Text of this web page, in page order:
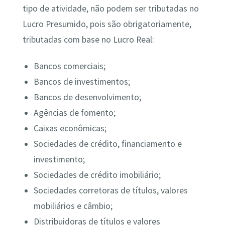
tipo de atividade, não podem ser tributadas no
Lucro Presumido, pois são obrigatoriamente,
tributadas com base no Lucro Real:
Bancos comerciais;
Bancos de investimentos;
Bancos de desenvolvimento;
Agências de fomento;
Caixas econômicas;
Sociedades de crédito, financiamento e
investimento;
Sociedades de crédito imobiliário;
Sociedades corretoras de títulos, valores
mobiliários e câmbio;
Distribuidoras de títulos e valores